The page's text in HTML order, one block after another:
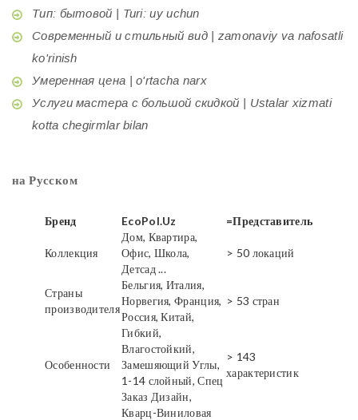
Тип: бытовой | Turi: uy uchun
Современный и стильный вид | zamonaviy va nafosatli
ko'rinish
Умеренная цена | o'rtacha narx
Услуги мастера с большой скидкой | Ustalar xizmati
kotta chegirmlar bilan
на Русском
Бренд EcoPol.Uz =Представитель
Коллекция
Дом, Квартира,
Офис, Школа,
Детсад ...
> 50 локаций
Страны
производителя
Бельгия, Италия,
Норвегия, Франция,
Россия, Китай,
> 53 стран
Особенности
Гибкий,
Влагостойкий,
Замешяющий Углы,
1-14 слойный, Спец
Заказ Дизайн,
> 143
характеристик
Кварц-Виниловая